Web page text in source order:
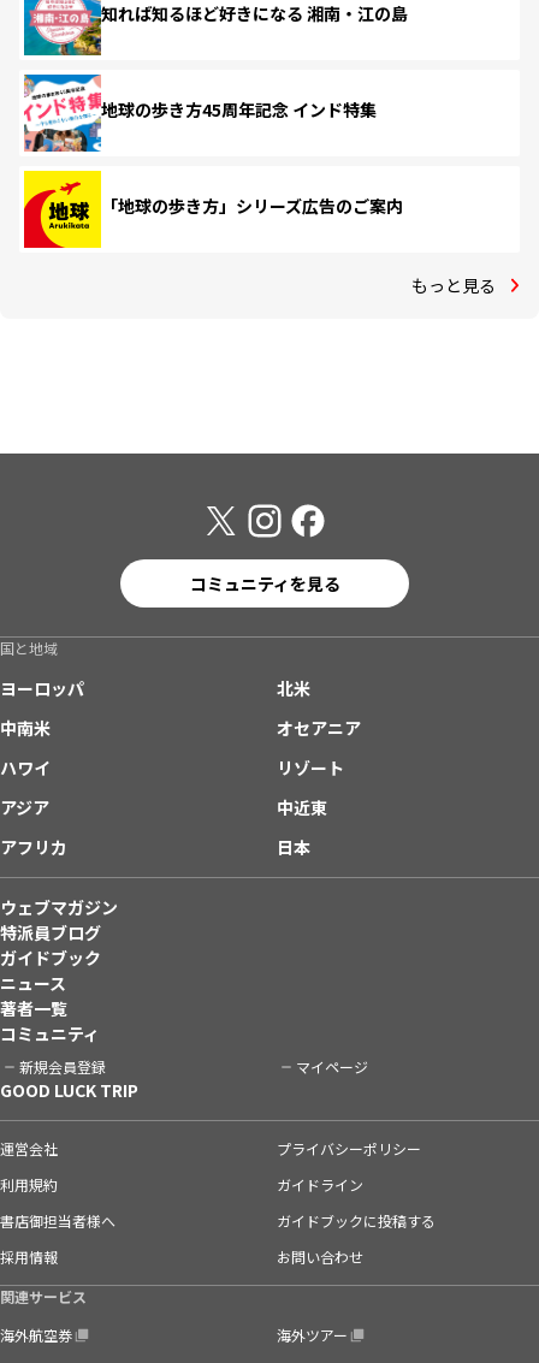
知れば知るほど好きになる 湘南・江の島
地球の歩き方45周年記念 インド特集
「地球の歩き方」シリーズ広告のご案内
もっと見る
コミュニティを見る
国と地域
ヨーロッパ
北米
中南米
オセアニア
ハワイ
リゾート
アジア
中近東
アフリカ
日本
ウェブマガジン
特派員ブログ
ガイドブック
ニュース
著者一覧
コミュニティ
新規会員登録 マイページ
GOOD LUCK TRIP
運営会社
プライバシーポリシー
利用規約
ガイドライン
書店御担当者様へ
ガイドブックに投稿する
採用情報
お問い合わせ
関連サービス
海外航空券
海外ツアー